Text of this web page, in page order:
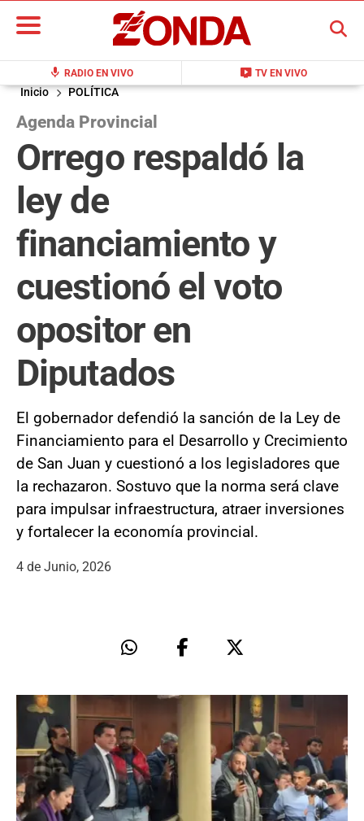
mic RADIO EN VIVO live_tv TV EN VIVO
BUSCAR
Inicio POLÍTICA
Agenda Provincial
Orrego respaldó la
ley de
financiamiento y
cuestionó el voto
opositor en
Diputados
El gobernador defendió la sanción de la Ley de
Financiamiento para el Desarrollo y Crecimiento
de San Juan y cuestionó a los legisladores que
la rechazaron. Sostuvo que la norma será clave
para impulsar infraestructura, atraer inversiones
y fortalecer la economía provincial.
4 de Junio, 2026